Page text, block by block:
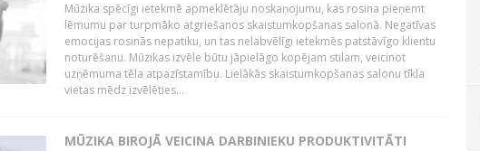
Mūzika spēcīgi ietekmē apmeklētāju noskaņojumu, kas rosina pieņemt
lēmumu par turpmāko atgriešanos skaistumkopšanas salonā. Negatīvas
emocijas rosinās nepatiku, un tas nelabvēlīgi ietekmēs patstāvīgo klientu
noturēšanu. Mūzikas izvēle būtu jāpielāgo kopējam stilam, veicinot
uzņēmuma tēla atpazīstamību. Lielākās skaistumkopšanas salonu tīkla
vietas mēdz izvēlēties...
MŪZIKA BIROJĀ VEICINA DARBINIEKU PRODUKTIVITĀTI